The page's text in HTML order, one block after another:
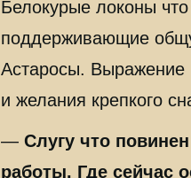
Белокурые локоны
поддерживающие
Астаросы.
и желания крепкого
—Слугу что
работы. Где сейчас